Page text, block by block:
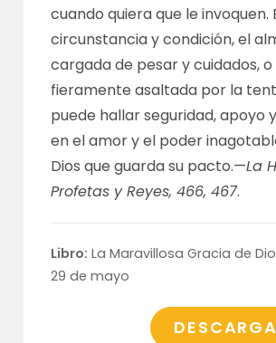
cuando quiera que le invoquen.
circunstancia y condición, el
cargada de pesar y cuidados, o
fieramente asaltada por la
puede hallar seguridad, apoyo
en el amor y el poder
Dios que guarda su pacto.—La
Profetas y Reyes, 466, 467.
Libro: La Maravillosa Gracia de
29 de mayo